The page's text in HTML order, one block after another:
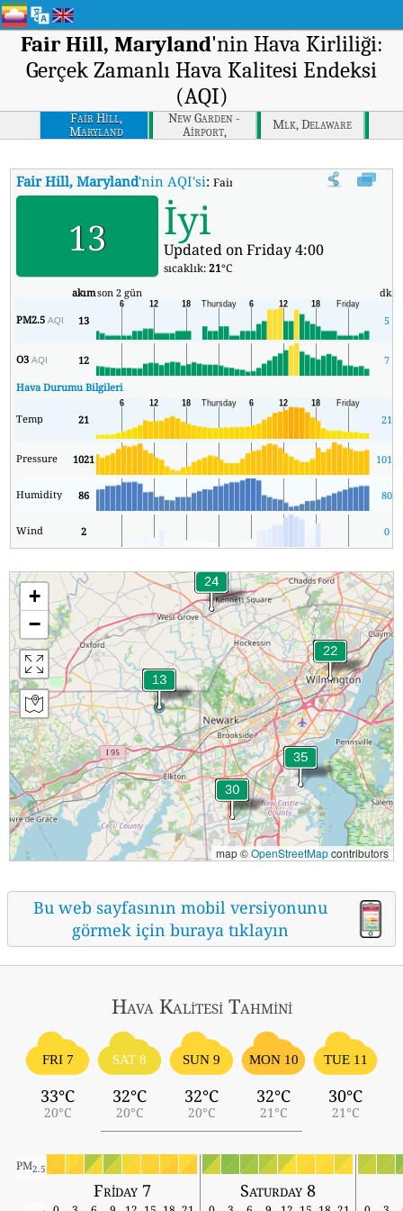
Fair Hill, Maryland'nin Hava Kirliliği:
Gerçek Zamanlı Hava Kalitesi Endeksi
(AQI)
Fair Hill,
Maryland
New Garden -
Airport,
Pennsylvania
Mlk, Delaware
Fair Hill, Maryland'nin AQI'si:Fair Hill, Maryland'nin Gerçek
13 İyi
Updated on Friday 4:00
sıcaklık:21°C
akımson 2 gün dk.
PM2.5AQI 13 5
O3AQI 12
7
Hava Durumu Bilgileri
Temp 21 21
Pressure 1021 1019
Humidity 86 80
Wind 2 0
+
−
map ©OpenStreetMapcontributors
Bu web sayfasının mobil versiyonunu
görmek için buraya tıklayın
Hava Kalitesi Tahmini
FRI 7
33°C
20°C
SAT 8
32°C
20°C
SUN 9
32°C
20°C
MON 10
32°C
21°C
TUE 11
30°C
21°C
PM2.5
Friday 7 Saturday 8